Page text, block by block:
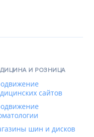
И РОЗНИЦА
сайтов
шин и дисков